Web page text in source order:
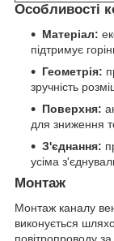
Особливості
Матеріал:
підтримує
Геометрія:
зручність
Поверхня:
для зниження
З'єднання:
усіма
Монтаж
Монтаж каналу
виконується
повітропроводу